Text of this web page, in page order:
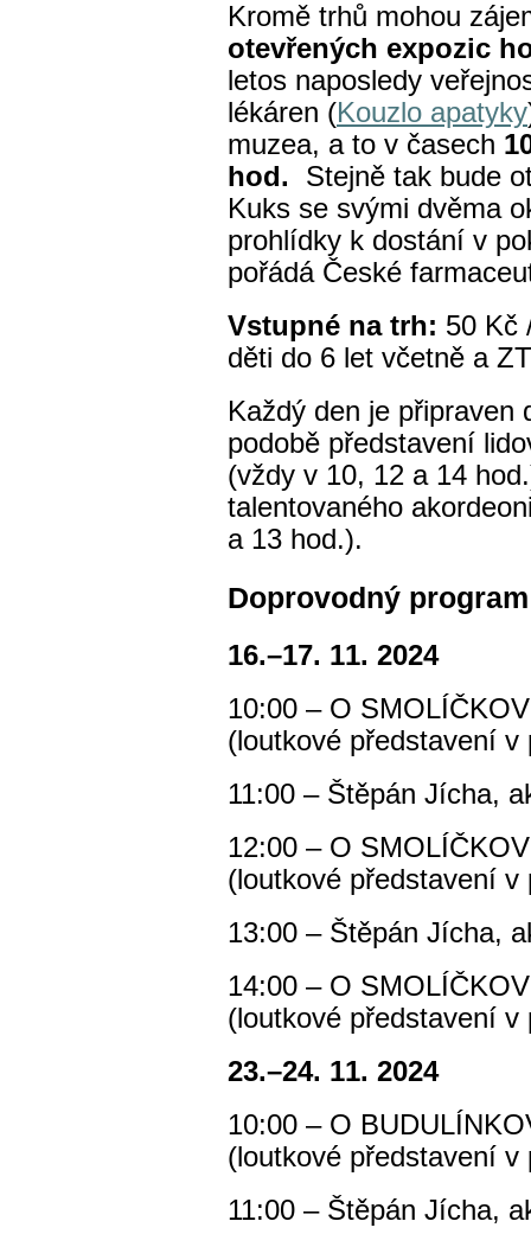
Kromě trhů mohou
otevřených expozic
letos naposledy
lékáren (Kouzlo apatyky
muzea, a to v časech
hod. Stejně tak bude
Kuks se svými dvěma
prohlídky k dostání v
pořádá České
Vstupné na trh: 50 Kč
děti do 6 let včetně a
Každý den je připraven
podobě představení
(vždy v 10, 12 a 14
talentovaného
a 13 hod.).
Doprovodný program
16.–17. 11. 2024
10:00 – O
(loutkové představení
11:00 – Štěpán Jícha,
12:00 – O
(loutkové představení
13:00 – Štěpán Jícha,
14:00 – O
(loutkové představení
23.–24. 11. 2024
10:00 – O
(loutkové představení
11:00 – Štěpán Jícha,